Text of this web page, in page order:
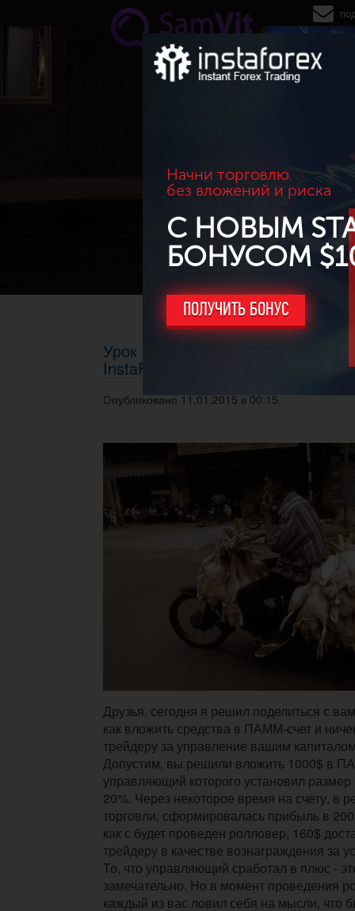
Перейти к основному содержанию
Начни торговлю
без вложений и риска
С НОВЫМ
БОНУСОМ
ПОЛУЧИТЬ БОНУС
Урок 13: Инвестируем в ПАММ-
InstaForex без оплаты
Опубликовано 11.01.2015 в 00:15.
Друзья, сегодня я решил поделиться с
как вложить средства в ПАММ-счет и
трейдеру за управление вашим
Допустим, вы решили вложить 1000$ в
управляющий которого установил
20%. Через некоторое время на счету, в
торговли, сформировалась прибыль в
как с будет проведен ролловер, 160$
трейдеру в качестве вознаграждения за
То, что управляющий сработал в плюс -
замечательно. Но в момент проведения
каждый из вас ловил себя на мысли, что